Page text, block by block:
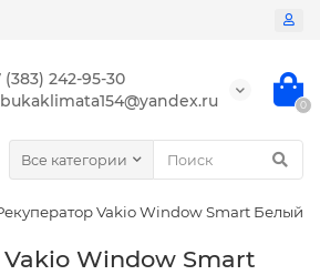
(383) 242-95-30
0
Все категории
Vakio Window Smart Белый
Vakio Window Smart